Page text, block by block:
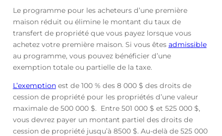
Le programme pour les acheteurs d’une première
maison réduit ou élimine le montant du taux de
transfert de propriété que vous payez lorsque vous
achetez votre première maison. Si vous êtes admissible
au programme, vous pouvez bénéficier d’une
exemption totale ou partielle de la taxe.
L’exemptionest de 100 % des 8 000 $ des droits de
cession de propriété pour les propriétés d’une valeur
maximale de 500 000 $. Entre 501 000 $ et 525 000 $,
vous devrez payer un montant partiel des droits de
cession de propriété jusqu’à 8500 $. Au-delà de 525 000